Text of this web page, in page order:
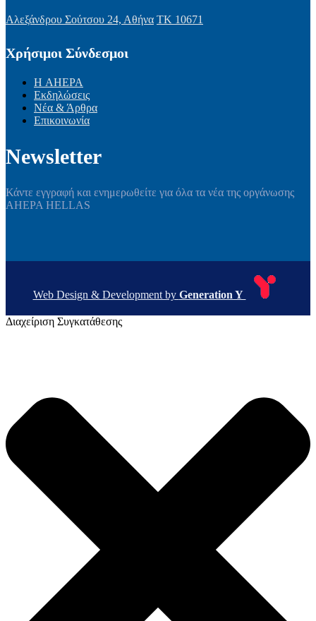
Αλεξάνδρου Σούτσου 24, Αθήνα ΤΚ 10671
Χρήσιμοι Σύνδεσμοι
Η AHEPA
Εκδηλώσεις
Νέα & Άρθρα
Επικοινωνία
Newsletter
Κάντε εγγραφή και ενημερωθείτε για όλα τα νέα της οργάνωσης
AHEPA HELLAS
Web Design & Development by Generation Y
Διαχείριση Συγκατάθεσης